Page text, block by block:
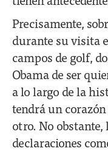
Precisamente,
durante su visita
campos de golf,
Obama de ser
a lo largo de la
tendrá un
otro. No obstante,
declaraciones